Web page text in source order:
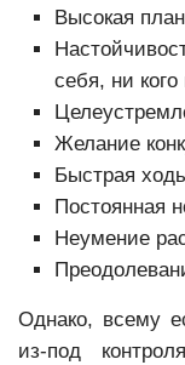
Высокая
себя, ни кого
Желание
Быстрая
Постоянная
Неумение
Однако, всему
из-под